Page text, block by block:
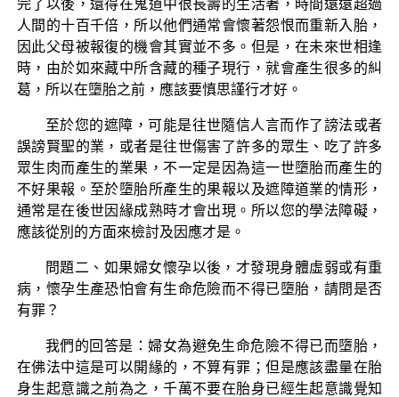
完了以後，還得在鬼道中很長壽的生活著，時間遠遠超過
人間的十百千倍，所以他們通常會懷著怨恨而重新入胎，
因此父母被報復的機會其實並不多。但是，在未來世相逢
時，由於如來藏中所含藏的種子現行，就會產生很多的糾
葛，所以在墮胎之前，應該要慎思謹行才好。
至於您的遮障，可能是往世隨信人言而作了謗法或者
誤謗賢聖的業，或者是往世傷害了許多的眾生、吃了許多
眾生肉而產生的業果，不一定是因為這一世墮胎而產生的
不好果報。至於墮胎所產生的果報以及遮障道業的情形，
通常是在後世因緣成熟時才會出現。所以您的學法障礙，
應該從別的方面來檢討及因應才是。
問題二、如果婦女懷孕以後，才發現身體虛弱或有重
病，懷孕生產恐怕會有生命危險而不得已墮胎，請問是否
有罪？
我們的回答是：婦女為避免生命危險不得已而墮胎，
在佛法中這是可以開緣的，不算有罪；但是應該盡量在胎
身生起意識之前為之，千萬不要在胎身已經生起意識覺知